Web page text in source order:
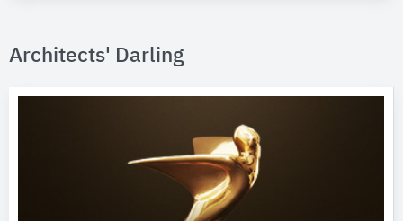
Architects' Darling